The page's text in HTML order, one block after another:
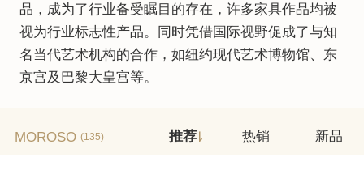
品，成为了行业备受瞩目的存在，许多家具作品均被
视为行业标志性产品。同时凭借国际视野促成了与知
名当代艺术机构的合作，如纽约现代艺术博物馆、东
京宫及巴黎大皇宫等。
MOROSO (135) 推荐 热销 新品